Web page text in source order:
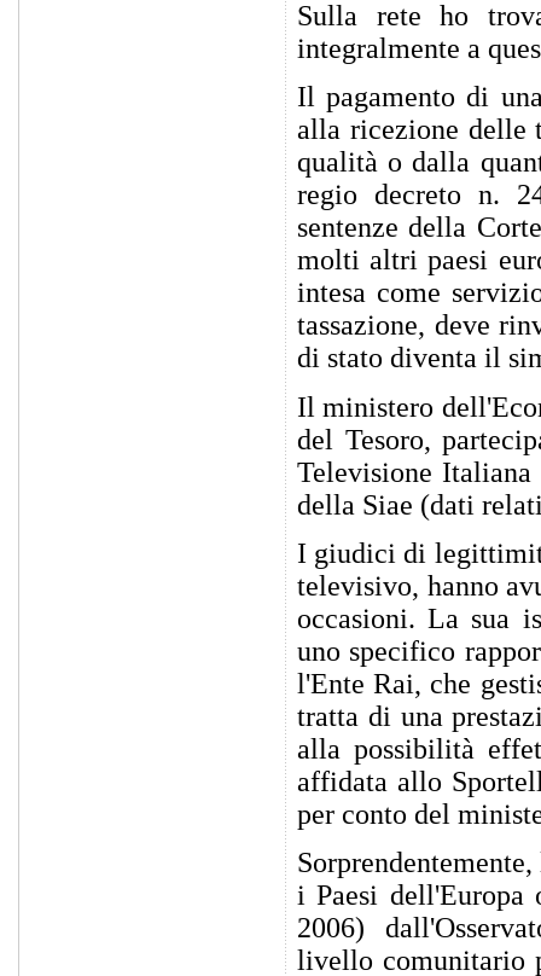
Sulla rete ho
integralmente a
Il pagamento di
alla ricezione delle
qualità o dalla
regio decreto n.
sentenze della
molti altri paesi
intesa come
tassazione, deve
di stato diventa il
Il ministero
del Tesoro,
Televisione
della Siae (dati
I giudici di
televisivo, hanno
occasioni. La sua
uno specifico
l'Ente Rai, che
tratta di una
alla possibilità
affidata allo
per conto del
i Paesi dell'Europa
2006)
livello comunitario